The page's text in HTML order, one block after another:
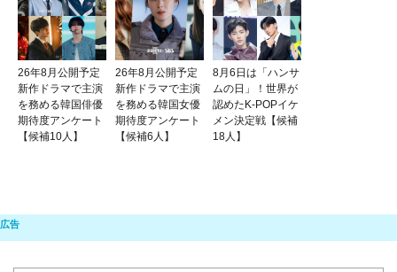
26年8月公開予定
新作ドラマで主演
を務める韓国俳優
期待度アンケート
【候補10人】
26年8月公開予定
新作ドラマで主演
を務める韓国女優
期待度アンケート
【候補6人】
8月6日は「ハンサ
ムの日」！世界が
認めたK-POPイケ
メン決定戦【候補
18人】